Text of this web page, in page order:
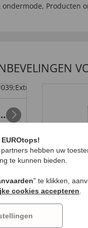
ondermode, Producten
hebben uw
te kunnen bieden.
" te klikken,
cookies accepteren